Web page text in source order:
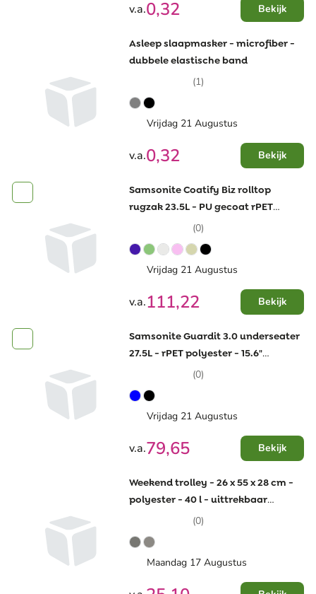
v.a.0,32 Bekijk
Asleep slaapmasker - microfiber -
dubbele elastische band
(1)
Vrijdag 21 Augustus
v.a.0,32 Bekijk
Samsonite Coatify Biz rolltop
rugzak 23.5L - PU gecoat rPET
polyester - 15.6" laptopvak -
waterbestendig
(0)
Vrijdag 21 Augustus
v.a.111,22 Bekijk
Samsonite Guardit 3.0 underseater
27.5L - rPET polyester - 15.6"
(0)
Vrijdag 21 Augustus
v.a.79,65 Bekijk
Weekend trolley - 26 x 55 x 28 cm -
polyester - 40 l - uittrekbaar
trolleysysteem
(0)
Maandag 17 Augustus